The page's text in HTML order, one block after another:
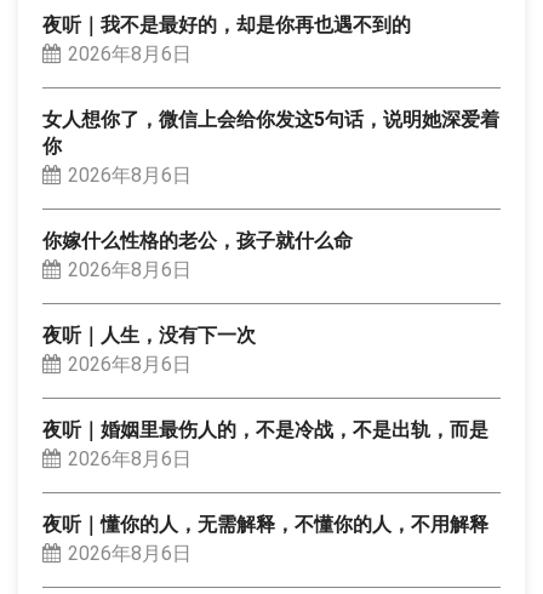
夜听｜我不是最好的，却是你再也遇不到的
2026年8月6日
女人想你了，微信上会给你发这5句话，说明她深爱着
你
2026年8月6日
你嫁什么性格的老公，孩子就什么命
2026年8月6日
夜听｜人生，没有下一次
2026年8月6日
夜听｜婚姻里最伤人的，不是冷战，不是出轨，而是
2026年8月6日
夜听｜懂你的人，无需解释，不懂你的人，不用解释
2026年8月6日